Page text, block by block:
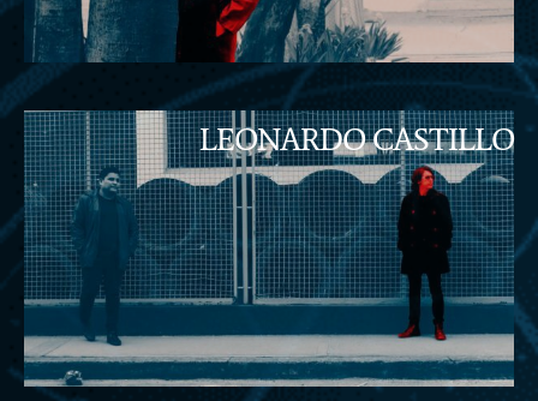
LEONARDO CASTILLO